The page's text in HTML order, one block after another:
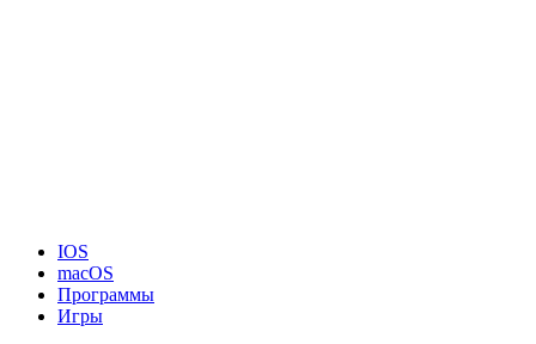
IOS
macOS
Программы
Игры